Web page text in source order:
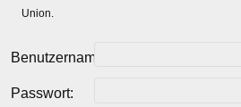
Union.
Benutzername:
Passwort: